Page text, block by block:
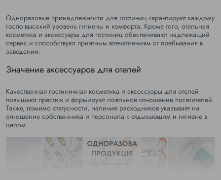
Одноразовые принадлежности для гостиниц гарантируют каждому
гостю высокий уровень гигиены и комфорта. Кроме того, отельная
косметика и аксессуары для гостиниц обеспечивают надлежащий
сервис и способствуют приятным впечатлениям от пребывания в
заведении.
Значение аксессуаров для отелей
Качественная гостиничная косметика и аксессуары для отелей
повышают престиж и формируют лояльное отношение посетителей.
Также, помимо статусности, наличие расходников указывает на
отношение собственника и персонала к отдыхающим и гигиене в
целом.